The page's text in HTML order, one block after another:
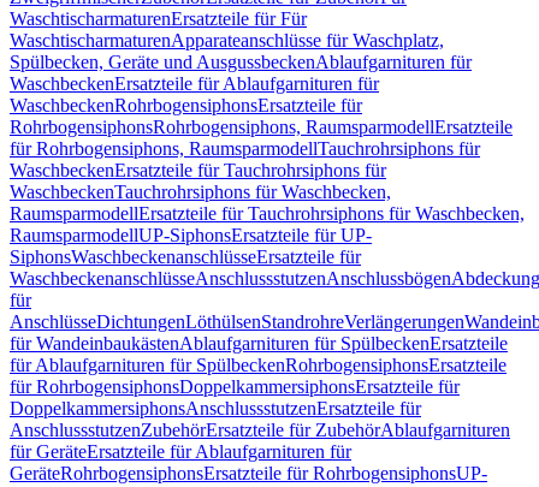
WaschtischarmaturenErsatzteile für Für
WaschtischarmaturenApparateanschlüsse für Waschplatz,
Spülbecken, Geräte und AusgussbeckenAblaufgarnituren für
WaschbeckenErsatzteile für Ablaufgarnituren für
WaschbeckenRohrbogensiphonsErsatzteile für
RohrbogensiphonsRohrbogensiphons, RaumsparmodellErsatzteile
für Rohrbogensiphons, RaumsparmodellTauchrohrsiphons für
WaschbeckenErsatzteile für Tauchrohrsiphons für
WaschbeckenTauchrohrsiphons für Waschbecken,
RaumsparmodellErsatzteile für Tauchrohrsiphons für Waschbecken,
RaumsparmodellUP-SiphonsErsatzteile für UP-
SiphonsWaschbeckenanschlüsseErsatzteile für
WaschbeckenanschlüsseAnschlussstutzenAnschlussbögen
für
AnschlüsseDichtungenLöthülsenStandrohreVerlängerungen
für WandeinbaukästenAblaufgarnituren für SpülbeckenErsatzteile
für Ablaufgarnituren für SpülbeckenRohrbogensiphonsErsatzteile
für RohrbogensiphonsDoppelkammersiphonsErsatzteile für
DoppelkammersiphonsAnschlussstutzenErsatzteile für
AnschlussstutzenZubehörErsatzteile für ZubehörAblaufgarnituren
für GeräteErsatzteile für Ablaufgarnituren für
GeräteRohrbogensiphonsErsatzteile für RohrbogensiphonsUP-